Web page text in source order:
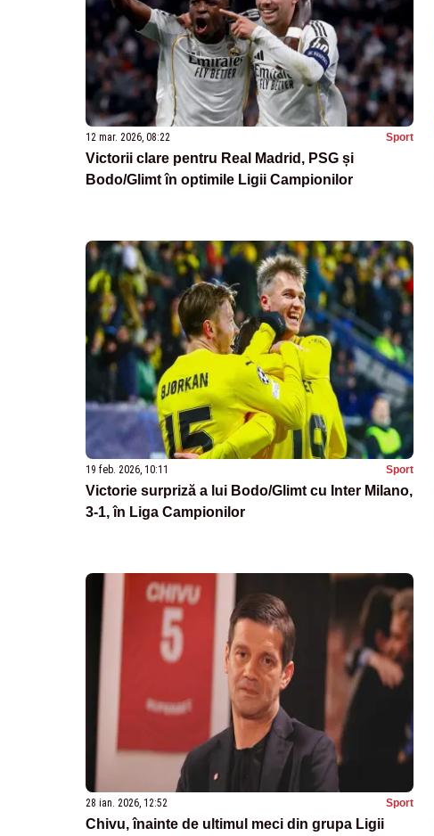
12 mar. 2026, 08:22 Sport
Victorii clare pentru Real Madrid, PSG și
Bodo/Glimt în optimile Ligii Campionilor
19 feb. 2026, 10:11 Sport
Victorie surpriză a lui Bodo/Glimt cu Inter Milano,
3-1, în Liga Campionilor
28 ian. 2026, 12:52 Sport
Chivu, înainte de ultimul meci din grupa Ligii